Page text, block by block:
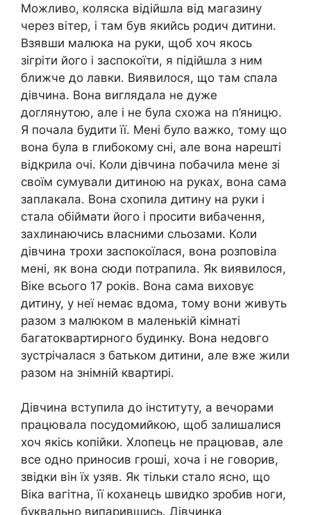
Можливо, коляска відійшла від магазину
через вітер, і там був якийсь родич дитини.
Взявши малюка на руки, щоб хоч якось
зігріти його і заспокоїти, я підійшла з ним
ближче до лавки. Виявилося, що там спала
дівчина. Вона виглядала не дуже
доглянутою, але і не була схожа на п’яницю.
Я почала будити її. Мені було важко, тому що
вона була в глибокому сні, але вона нарешті
відкрила очі. Коли дівчина побачила мене зі
своїм сумували дитиною на руках, вона сама
заплакала. Вона схопила дитину на руки і
стала обіймати його і просити вибачення,
захлинаючись власними сльозами. Коли
дівчина трохи заспокоїлася, вона розповіла
мені, як вона сюди потрапила. Як виявилося,
Віке всього 17 років. Вона сама виховує
дитину, у неї немає вдома, тому вони живуть
разом з малюком в маленькій кімнаті
багатоквартирного будинку. Вона недовго
зустрічалася з батьком дитини, але вже жили
разом на знімній квартирі.
Дівчина вступила до інституту, а вечорами
працювала посудомийкою, щоб залишалися
хоч якісь копійки. Хлопець не працював, але
все одно приносив гроші, хоча і не говорив,
звідки він їх узяв. Як тільки стало ясно, що
Віка вагітна, її коханець швидко зробив ноги,
буквально випарившись. Дівчинка